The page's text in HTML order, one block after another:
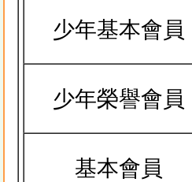
少年基本會員
少年榮譽會員
基本會員